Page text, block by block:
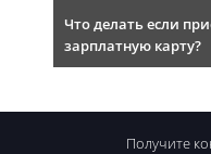
Что делать если
зарплатную карту?
Получите